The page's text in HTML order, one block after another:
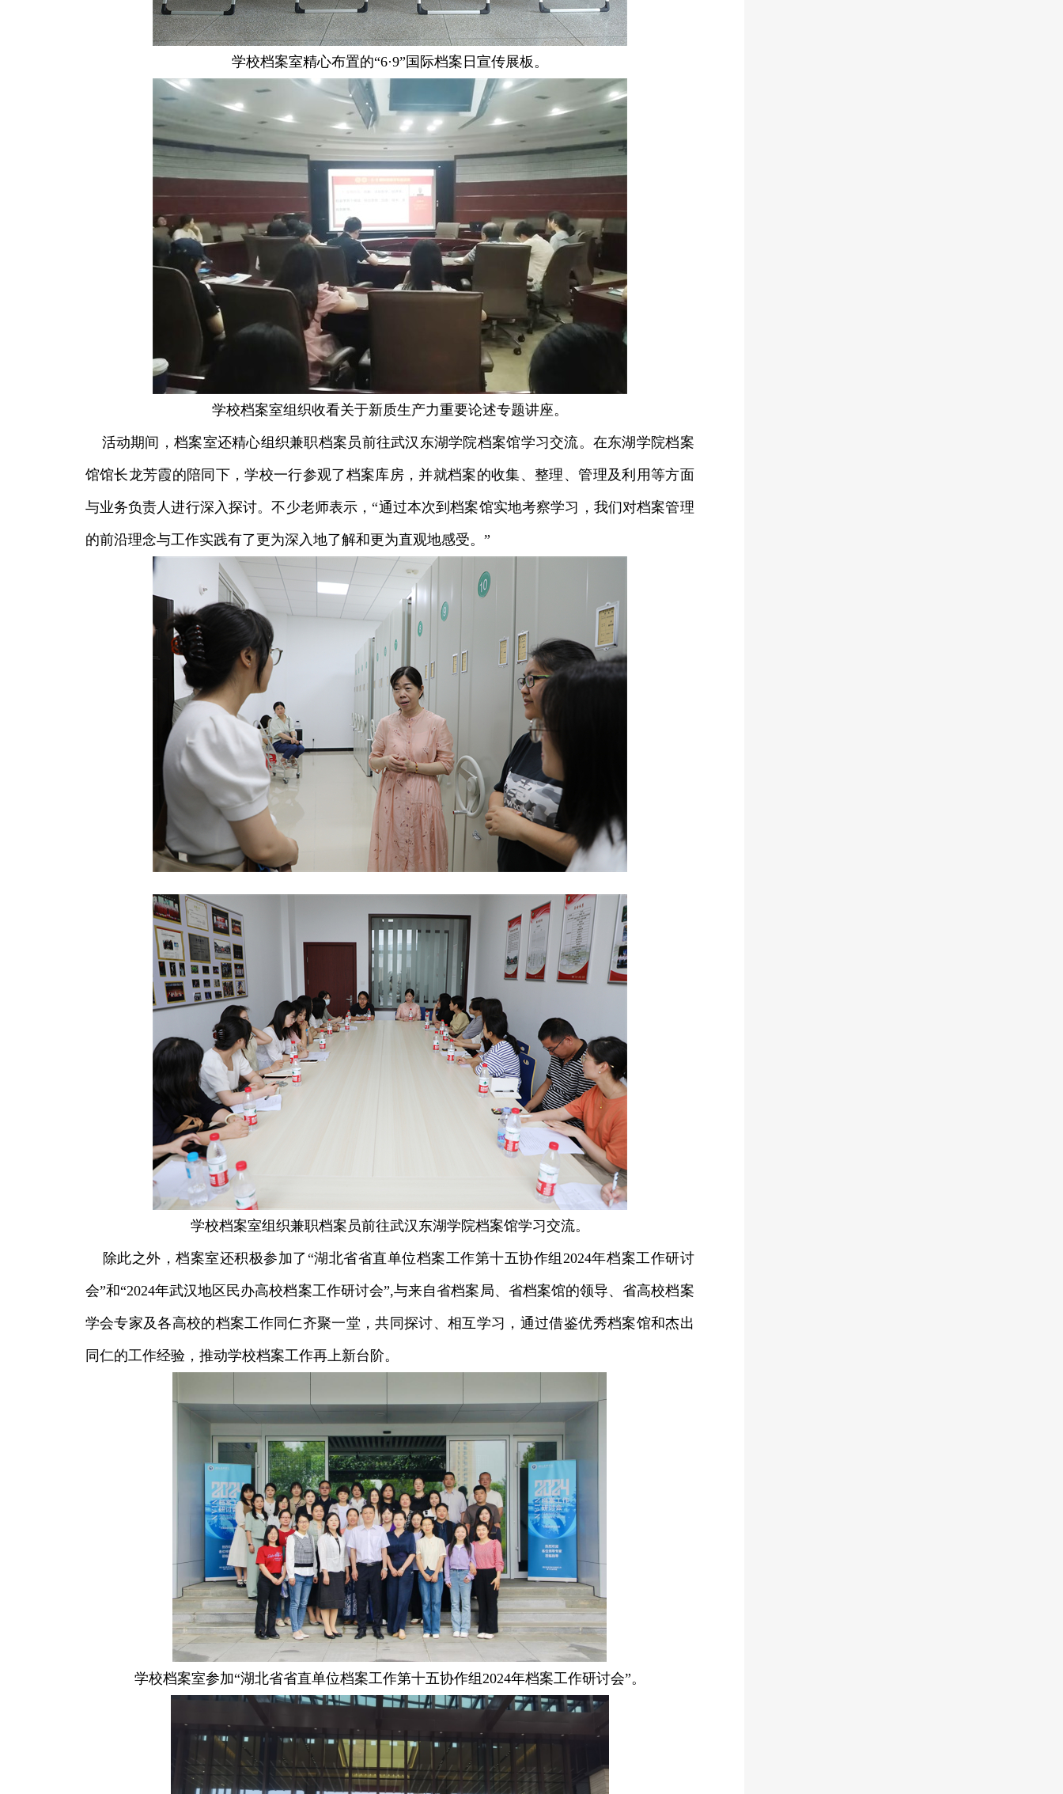
学校档案室精心布置的“6·9”国际档案日宣传展板。
学校档案室组织收看关于新质生产力重要论述专题讲座。
活动期间，档案室还精心组织兼职档案员前往武汉东湖学院档案馆学习交流。在东湖学院档案
馆馆长龙芳霞的陪同下，学校一行参观了档案库房，并就档案的收集、整理、管理及利用等方面
与业务负责人进行深入探讨。不少老师表示，“通过本次到档案馆实地考察学习，我们对档案管理
的前沿理念与工作实践有了更为深入地了解和更为直观地感受。”
学校档案室组织兼职档案员前往武汉东湖学院档案馆学习交流。
除此之外，档案室还积极参加了“湖北省省直单位档案工作第十五协作组2024年档案工作研讨
会”和“2024年武汉地区民办高校档案工作研讨会”,与来自省档案局、省档案馆的领导、省高校档案
学会专家及各高校的档案工作同仁齐聚一堂，共同探讨、相互学习，通过借鉴优秀档案馆和杰出
同仁的工作经验，推动学校档案工作再上新台阶。
学校档案室参加“湖北省省直单位档案工作第十五协作组2024年档案工作研讨会”。